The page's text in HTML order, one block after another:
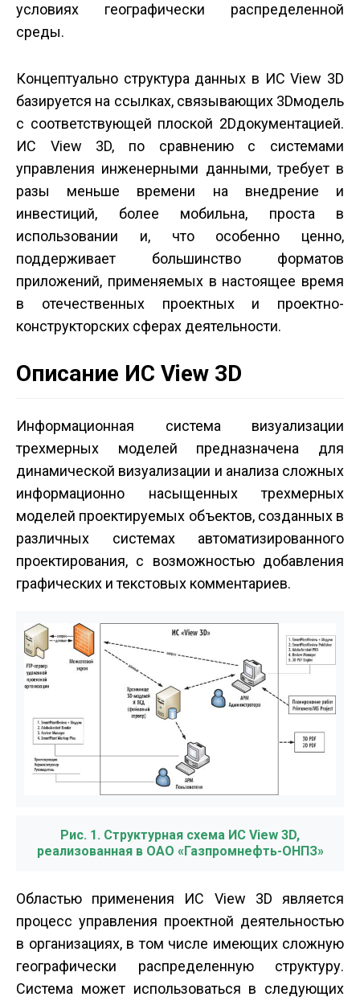
условиях географически распределенной
среды.
Концептуально структура данных в ИС View 3D
базируется на ссылках, связывающих 3D­модель
с соответствующей плоской 2D­документацией.
ИС View 3D, по сравнению с системами
управления инженерными данными, требует в
разы меньше времени на внедрение и
инвестиций, более мобильна, проста в
использовании и, что особенно ценно,
поддерживает большинство форматов
приложений, применяемых в настоящее время
в отечественных проектных и проектно­
конструкторских сферах деятельности.
Описание ИС View 3D
Информационная система визуализации
трехмерных моделей предназначена для
динамической визуализации и анализа сложных
информационно насыщенных трехмерных
моделей проектируемых объектов, созданных в
различных системах автоматизированного
проектирования, с возможностью добавления
графических и текстовых комментариев.
Рис. 1. Структурная схема ИС View 3D,
реализованная в ОАО «Газпромнефть-ОНПЗ»
Областью применения ИС View 3D является
процесс управления проектной деятельностью
в организациях, в том числе имеющих сложную
географически распределенную структуру.
Система может использоваться в следующих